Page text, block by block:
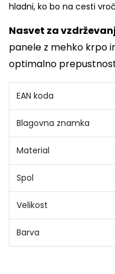
hladni, ko bo na cesti
Nasvet za
panele z mehko krpo
optimalno
EAN koda
Blagovna znamka
Material
Spol
Velikost
Barva